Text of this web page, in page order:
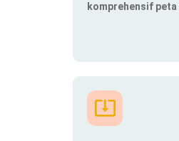
komprehensif